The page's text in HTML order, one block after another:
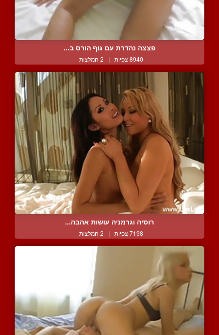
פצצה נהדרת עם גוף הורס ב...
8940 צפיות | 2 המלצות
רוסיה וגרמניה עושות אהבה...
7198 צפיות | 2 המלצות